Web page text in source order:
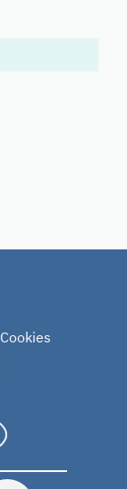
Cookies